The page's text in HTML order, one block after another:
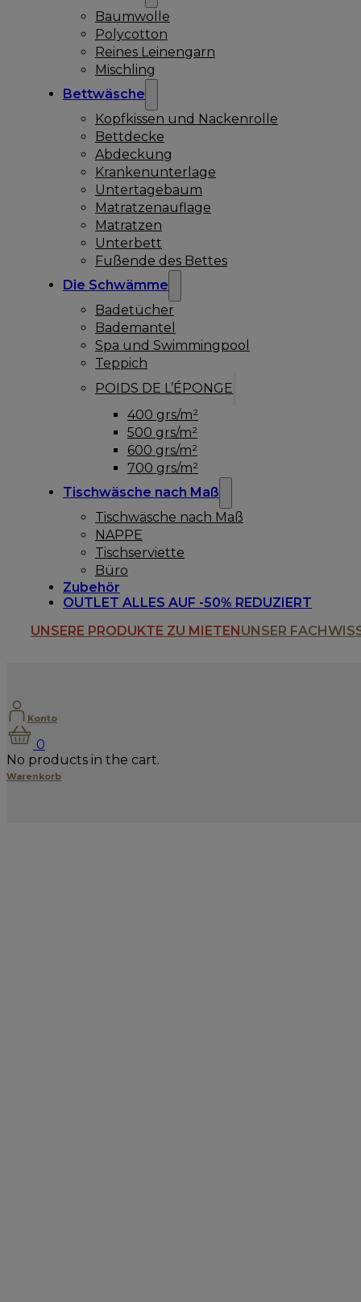
Baumwolle
Polycotton
Reines Leinengarn
Mischling
Bettwäsche
Kopfkissen und Nackenrolle
Bettdecke
Abdeckung
Krankenunterlage
Untertagebaum
Matratzenauflage
Matratzen
Unterbett
Fußende des Bettes
Die Schwämme
Badetücher
Bademantel
Spa und Swimmingpool
Teppich
POIDS DE L’ÉPONGE
400 grs/m²
500 grs/m²
600 grs/m²
700 grs/m²
Tischwäsche nach Maß
Tischwäsche nach Maß
NAPPE
Tischserviette
Büro
Zubehör
OUTLET ALLES AUF -50% REDUZIERT
UNSERE PRODUKTE ZU MIETENUNSER
Konto
0
No products in the cart.
Warenkorb